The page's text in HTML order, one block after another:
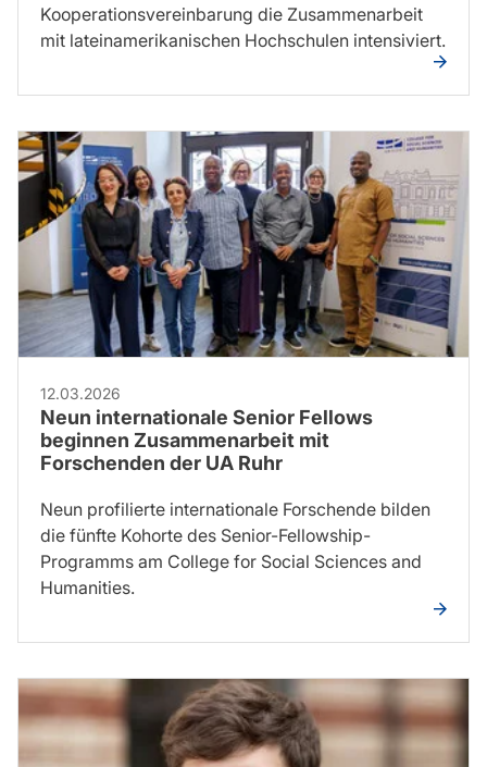
Kooperationsvereinbarung die Zusammenarbeit
mit lateinamerikanischen Hochschulen intensiviert.
12.03.2026
Neun internationale Senior Fellows
beginnen Zusammenarbeit mit
Forschenden der UA Ruhr
Neun profilierte internationale Forschende bilden
die fünfte Kohorte des Senior-Fellowship-
Programms am College for Social Sciences and
Humanities.